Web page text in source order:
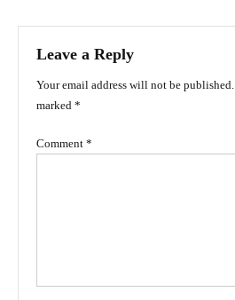
navigation
Leave a Reply
Your email address will not be published.
marked *
Comment *